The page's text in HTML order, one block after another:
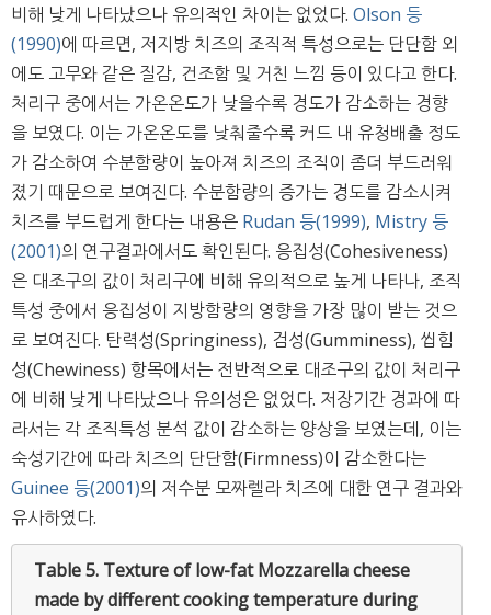
비해 낮게 나타났으나 유의적인 차이는 없었다. Olson 등
(1990)에 따르면, 저지방 치즈의 조직적 특성으로는 단단함 외
에도 고무와 같은 질감, 건조함 및 거친 느낌 등이 있다고 한다.
처리구 중에서는 가온온도가 낮을수록 경도가 감소하는 경향
을 보였다. 이는 가온온도를 낮춰줄수록 커드 내 유청배출 정도
가 감소하여 수분함량이 높아져 치즈의 조직이 좀더 부드러워
졌기 때문으로 보여진다. 수분함량의 증가는 경도를 감소시켜
치즈를 부드럽게 한다는 내용은 Rudan 등(1999), Mistry 등
(2001)의 연구결과에서도 확인된다. 응집성(Cohesiveness)
은 대조구의 값이 처리구에 비해 유의적으로 높게 나타나, 조직
특성 중에서 응집성이 지방함량의 영향을 가장 많이 받는 것으
로 보여진다. 탄력성(Springiness), 검성(Gumminess), 씹힘
성(Chewiness) 항목에서는 전반적으로 대조구의 값이 처리구
에 비해 낮게 나타났으나 유의성은 없었다. 저장기간 경과에 따
라서는 각 조직특성 분석 값이 감소하는 양상을 보였는데, 이는
숙성기간에 따라 치즈의 단단함(Firmness)이 감소한다는
Guinee 등(2001)의 저수분 모짜렐라 치즈에 대한 연구 결과와
유사하였다.
Table 5. Texture of low-fat Mozzarella cheese
made by different cooking temperature during